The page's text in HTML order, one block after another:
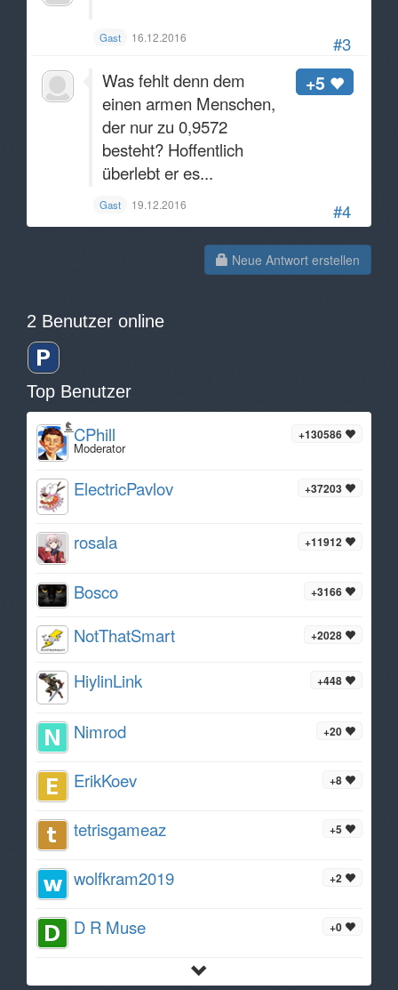
#3
Gast 16.12.2016
#4
+5
Was fehlt denn dem
einen armen Menschen,
der nur zu 0,9572
besteht? Hoffentlich
überlebt er es...
Gast 19.12.2016
Neue Antwort erstellen
2 Benutzer online
Top Benutzer
+130586
CPhill
Moderator
+37203
ElectricPavlov
+11912
rosala
+3166
Bosco
+2028
NotThatSmart
+448
HiylinLink
+20
Nimrod
+8
ErikKoev
+5
tetrisgameaz
+2
wolfkram2019
+0
D R Muse